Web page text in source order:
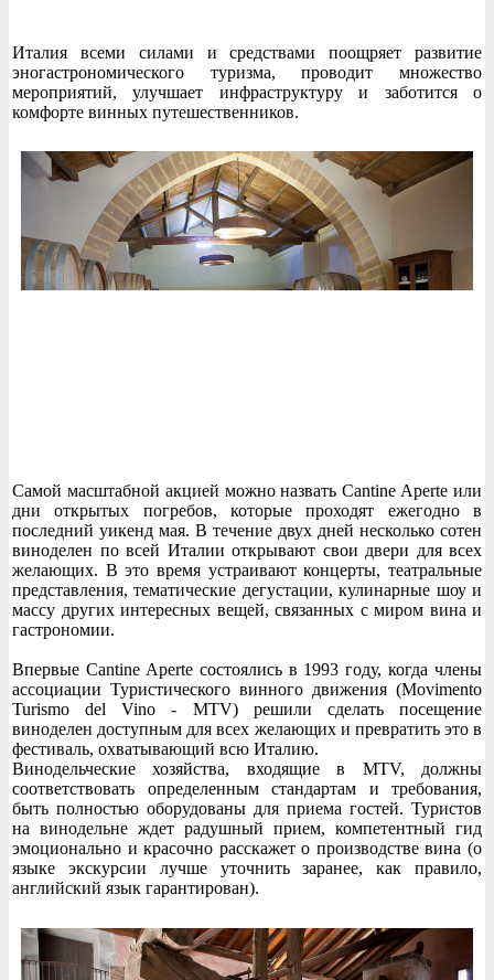
Италия всеми силами и средствами поощряет развитие
эногастрономического туризма, проводит множество
мероприятий, улучшает инфраструктуру и заботится о
комфорте винных путешественников.
Самой масштабной акцией можно назвать Cantine Aperte или
дни открытых погребов, которые проходят ежегодно в
последний уикенд мая. В течение двух дней несколько сотен
виноделен по всей Италии открывают свои двери для всех
желающих. В это время устраивают концерты, театральные
представления, тематические дегустации, кулинарные шоу и
массу других интересных вещей, связанных с миром вина и
гастрономии.
Впервые Cantine Aperte состоялись в 1993 году, когда члены
ассоциации Туристического винного движения (Movimento
Turismo del Vino - MTV) решили сделать посещение
виноделен доступным для всех желающих и превратить это в
фестиваль, охватывающий всю Италию.
Винодельческие хозяйства, входящие в MTV, должны
соответствовать определенным стандартам и требования,
быть полностью оборудованы для приема гостей. Туристов
на винодельне ждет радушный прием, компетентный гид
эмоционально и красочно расскажет о производстве вина (о
языке экскурсии лучше уточнить заранее, как правило,
английский язык гарантирован).